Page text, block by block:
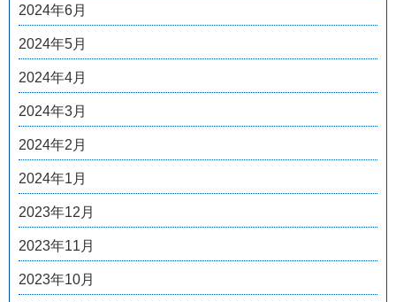
2024年6月
2024年5月
2024年4月
2024年3月
2024年2月
2024年1月
2023年12月
2023年11月
2023年10月